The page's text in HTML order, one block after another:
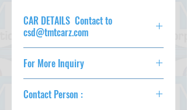
C.CODELA360-
000****
YEAR2018
CC660
TRANSMISSIONAT
FUEL PETROL
CAR DETAILS Contact to
csd@tmtcarz.com
MAKERDAIHATSU
CAR NAMEMIRA ES
For More Inquiry
Contact Person :